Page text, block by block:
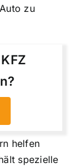
zu
helfen
spezielle